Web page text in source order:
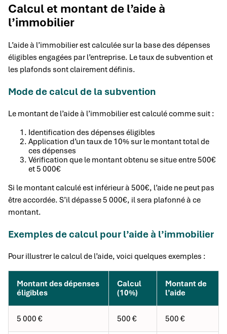
Calcul et montant de l’aide à
l’immobilier
L’aide à l’immobilier est calculée sur la base des dépenses
éligibles engagées par l’entreprise. Le taux de subvention et
les plafonds sont clairement définis.
Mode de calcul de la subvention
Le montant de l’aide à l’immobilier est calculé comme suit :
Identification des dépenses éligibles
Application d’un taux de 10% sur le montant total de
ces dépenses
Vérification que le montant obtenu se situe entre 500€
et 5 000€
Si le montant calculé est inférieur à 500€, l’aide ne peut pas
être accordée. S’il dépasse 5 000€, il sera plafonné à ce
montant.
Exemples de calcul pour l’aide à l’immobilier
Pour illustrer le calcul de l’aide, voici quelques exemples :
Montant des dépenses
éligibles
Calcul
(10%)
Montant de
l’aide
5 000 € 500 € 500 €